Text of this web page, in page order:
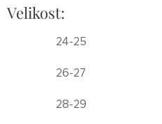
Velikost:
24-25
26-27
28-29